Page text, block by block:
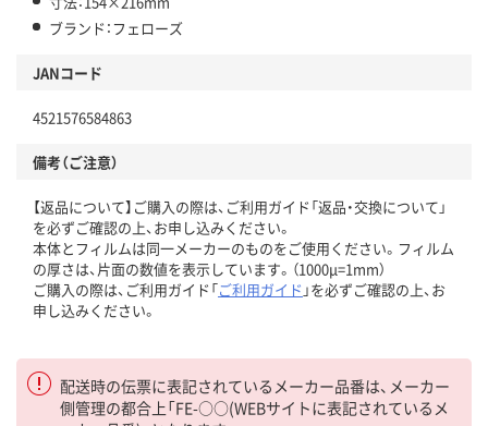
ブランド：フェローズ
JANコード
4521576584863
備考（ご注意）
【返品について】ご購入の際は、ご利用ガイド「返品・交換について」
を必ずご確認の上、お申し込みください。
本体とフィルムは同一メーカーのものをご使用ください。フィルム
の厚さは、片面の数値を表示しています。（1000μ=1mm）
ご購入の際は、ご利用ガイド「ご利用ガイド 」を必ずご確認の上、お
申し込みください。
配送時の伝票に表記されているメーカー品番は、メーカー
側管理の都合上「FE-○○(WEBサイトに表記されているメ